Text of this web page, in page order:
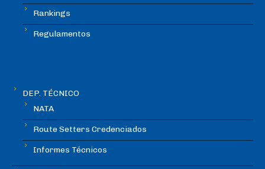
Rankings
Regulamentos
DEP. TÉCNICO
NATA
Route Setters Credenciados
Informes Técnicos